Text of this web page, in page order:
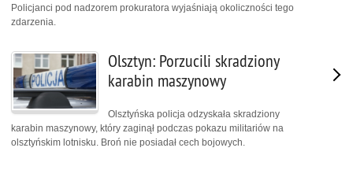
Policjanci pod nadzorem prokuratora wyjaśniają okoliczności tego
zdarzenia.
Olsztyn: Porzucili skradziony
karabin maszynowy
Olsztyńska policja odzyskała skradziony
karabin maszynowy, który zaginął podczas pokazu militariów na
olsztyńskim lotnisku. Broń nie posiadał cech bojowych.